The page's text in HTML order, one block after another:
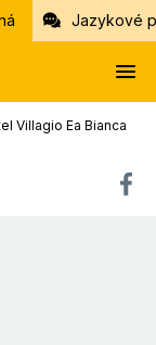
Jazykové
Villagio Ea Bianca